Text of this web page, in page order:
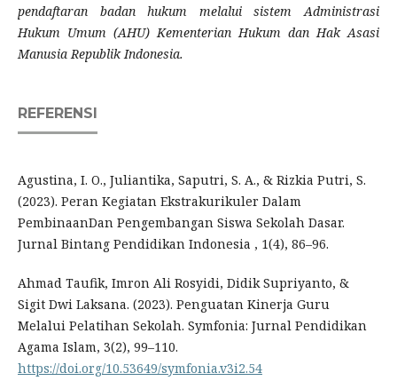
pendaftaran badan hukum melalui sistem Administrasi
Hukum Umum (AHU) Kementerian Hukum dan Hak Asasi
Manusia Republik Indonesia.
REFERENSI
Agustina, I. O., Juliantika, Saputri, S. A., & Rizkia Putri, S.
(2023). Peran Kegiatan Ekstrakurikuler Dalam
PembinaanDan Pengembangan Siswa Sekolah Dasar.
Jurnal Bintang Pendidikan Indonesia , 1(4), 86–96.
Ahmad Taufik, Imron Ali Rosyidi, Didik Supriyanto, &
Sigit Dwi Laksana. (2023). Penguatan Kinerja Guru
Melalui Pelatihan Sekolah. Symfonia: Jurnal Pendidikan
Agama Islam, 3(2), 99–110.
https://doi.org/10.53649/symfonia.v3i2.54